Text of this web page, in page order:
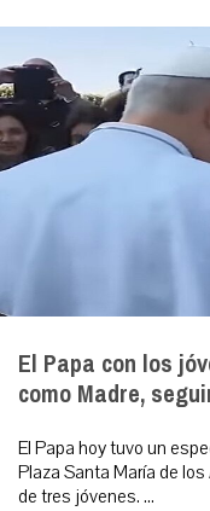
El Papa con los
como Madre,
El Papa hoy tuvo un
Plaza Santa María de
de tres jóvenes. ...